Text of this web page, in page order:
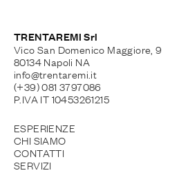
TRENTAREMI Srl
Vico San Domenico Maggiore, 9
80134 Napoli NA
info@trentaremi.it
(+39) 081 3797086
P.IVA IT 10453261215
ESPERIENZE
CHI SIAMO
CONTATTI
SERVIZI